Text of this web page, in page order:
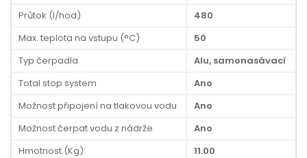
Průtok (l/hod)
480
Max. teplota na vstupu (°C)
50
Typ čerpadla
Alu, samonasávací
Total stop system
Ano
Možnost připojení na tlakovou vodu
Ano
Možnost čerpat vodu z nádrže
Ano
Hmotnost (Kg):
11.00